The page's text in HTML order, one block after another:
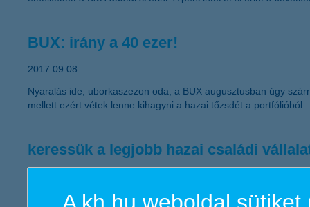
BUX: irány a 40 ezer!
2017.09.08.
Nyaralás ide, uborkaszezon oda, a BUX augusztusban úgy
mellett ezért vétek lenne kihagyni a hazai tőzsdét a
keressük a legjobb hazai családi
2017.09.07.